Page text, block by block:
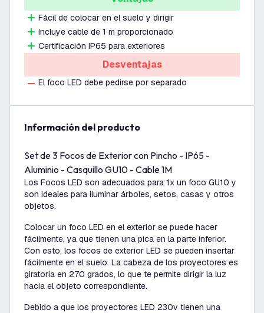
Fácil de colocar en el suelo y dirigir
Incluye cable de 1 m proporcionado
Certificación IP65 para exteriores
Desventajas
El foco LED debe pedirse por separado
información del producto
Set de 3 Focos de Exterior con Pincho - IP65 -
Aluminio - Casquillo GU10 - Cable 1M
Los Focos LED son adecuados para 1x un foco GU10 y
son ideales para iluminar árboles, setos, casas y otros
objetos.
Colocar un foco LED en el exterior se puede hacer
fácilmente, ya que tienen una pica en la parte inferior.
Con esto, los focos de exterior LED se pueden insertar
fácilmente en el suelo. La cabeza de los proyectores es
giratoria en 270 grados, lo que te permite dirigir la luz
hacia el objeto correspondiente.
Debido a que los proyectores LED 230v tienen una